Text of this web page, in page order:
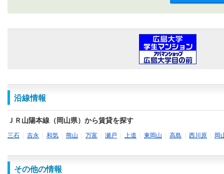
沿線情報
ＪＲ山陽本線（岡山県）から賃貸を探す
三石 吉永 和気 熊山 万富 瀬戸 上道 東岡山 高島 西川原 岡
その他の情報